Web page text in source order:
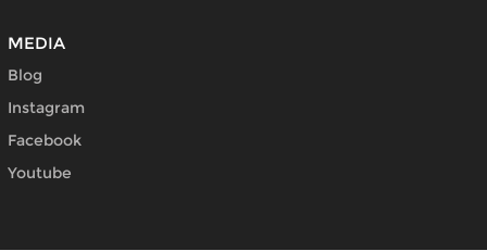
MEDIA
Blog
Instagram
Facebook
Youtube